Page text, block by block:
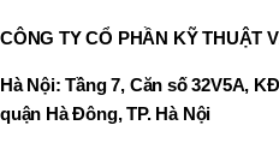
CÔNG TY CỔ PHẦN KỸ THUẬT
Hà Nội: Tầng 7, Căn số 32V5A,
quận Hà Đông, TP. Hà Nội